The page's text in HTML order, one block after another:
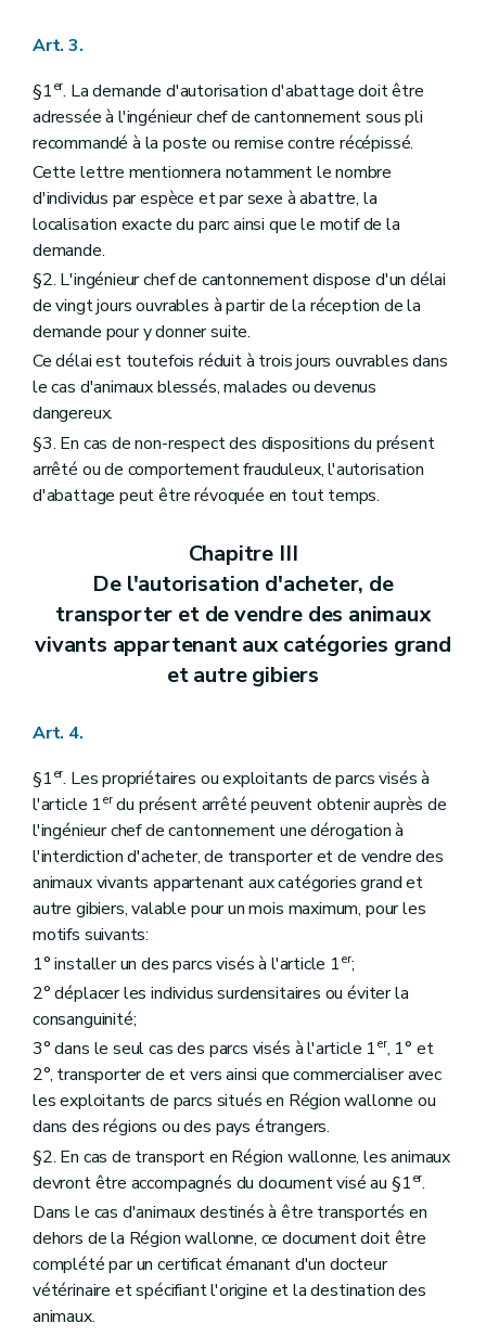
Art. 3.
§1er. La demande d'autorisation d'abattage doit être
adressée à l'ingénieur chef de cantonnement sous pli
recommandé à la poste ou remise contre récépissé.
Cette lettre mentionnera notamment le nombre
d'individus par espèce et par sexe à abattre, la
localisation exacte du parc ainsi que le motif de la
demande.
§2. L'ingénieur chef de cantonnement dispose d'un délai
de vingt jours ouvrables à partir de la réception de la
demande pour y donner suite.
Ce délai est toutefois réduit à trois jours ouvrables dans
le cas d'animaux blessés, malades ou devenus
dangereux.
§3. En cas de non-respect des dispositions du présent
arrêté ou de comportement frauduleux, l'autorisation
d'abattage peut être révoquée en tout temps.
Chapitre III
De l'autorisation d'acheter, de
transporter et de vendre des animaux
vivants appartenant aux catégories grand
et autre gibiers
Art. 4.
§1er. Les propriétaires ou exploitants de parcs visés à
l'article 1erdu présent arrêté peuvent obtenir auprès de
l'ingénieur chef de cantonnement une dérogation à
l'interdiction d'acheter, de transporter et de vendre des
animaux vivants appartenant aux catégories grand et
autre gibiers, valable pour un mois maximum, pour les
motifs suivants:
1° installer un des parcs visés à l'article 1er;
2° déplacer les individus surdensitaires ou éviter la
consanguinité;
3° dans le seul cas des parcs visés à l'article 1er, 1° et
2°, transporter de et vers ainsi que commercialiser avec
les exploitants de parcs situés en Région wallonne ou
dans des régions ou des pays étrangers.
§2. En cas de transport en Région wallonne, les animaux
devront être accompagnés du document visé au §1er.
Dans le cas d'animaux destinés à être transportés en
dehors de la Région wallonne, ce document doit être
complété par un certificat émanant d'un docteur
vétérinaire et spécifiant l'origine et la destination des
animaux.